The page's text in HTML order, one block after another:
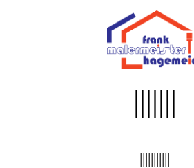
|||||||
|||||||||||